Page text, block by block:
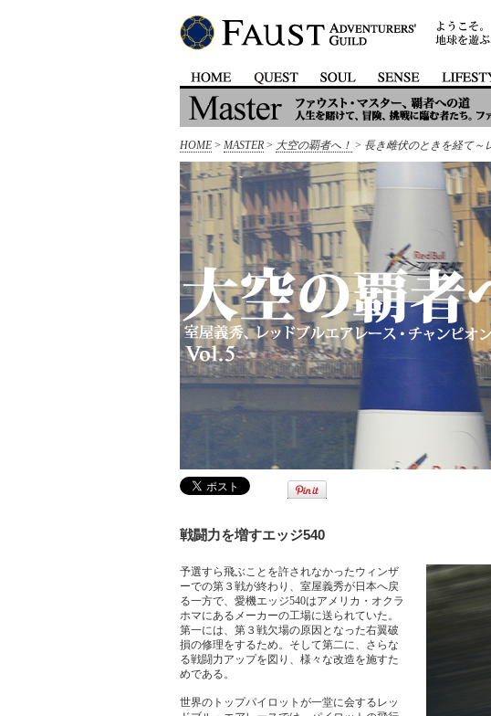
HOME > MASTER > 大空の覇者へ！ > 長き雌伏のときを経て～
戦闘力を増すエッジ540
予選すら飛ぶことを許されなかったウィンザ
ーでの第３戦が終わり、室屋義秀が日本へ戻
る一方で、愛機エッジ540はアメリカ・オクラ
ホマにあるメーカーの工場に送られていた。
第一には、第３戦欠場の原因となった右翼破
損の修理をするため。そして第二に、さらな
る戦闘力アップを図り、様々な改造を施すた
めである。
世界のトップパイロットが一堂に会するレッ